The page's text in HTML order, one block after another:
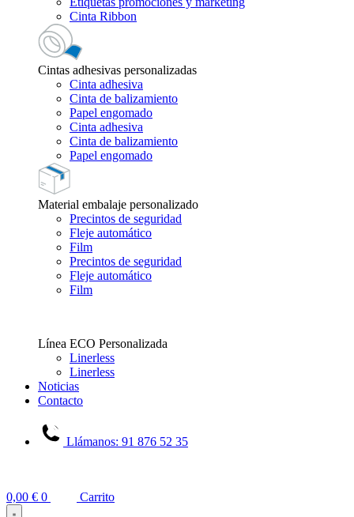
Cinta Ribbon
Cintas adhesivas personalizadas
Cinta adhesiva
Cinta de balizamiento
Papel engomado
Cinta adhesiva
Cinta de balizamiento
Papel engomado
Material embalaje personalizado
Precintos de seguridad
Fleje automático
Film
Precintos de seguridad
Fleje automático
Film
Línea ECO Personalizada
Linerless
Linerless
Noticias
Contacto
Llámanos: 91 876 52 35
0,00 € 0 Carrito